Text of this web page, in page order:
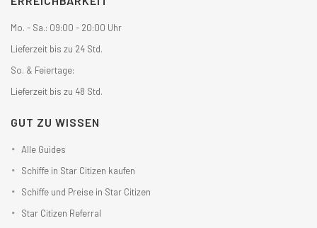
Mo. - Sa.: 09:00 - 20:00 Uhr
Lieferzeit bis zu 24 Std.
So. & Feiertage:
Lieferzeit bis zu 48 Std.
GUT ZU WISSEN
Alle Guides
Schiffe in Star Citizen kaufen
Schiffe und Preise in Star Citizen
Star Citizen Referral